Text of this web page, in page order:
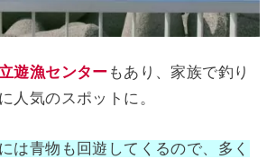
遊漁センター もあり、家族で釣り
人気のスポットに。
は青物も回遊してくるので、多く